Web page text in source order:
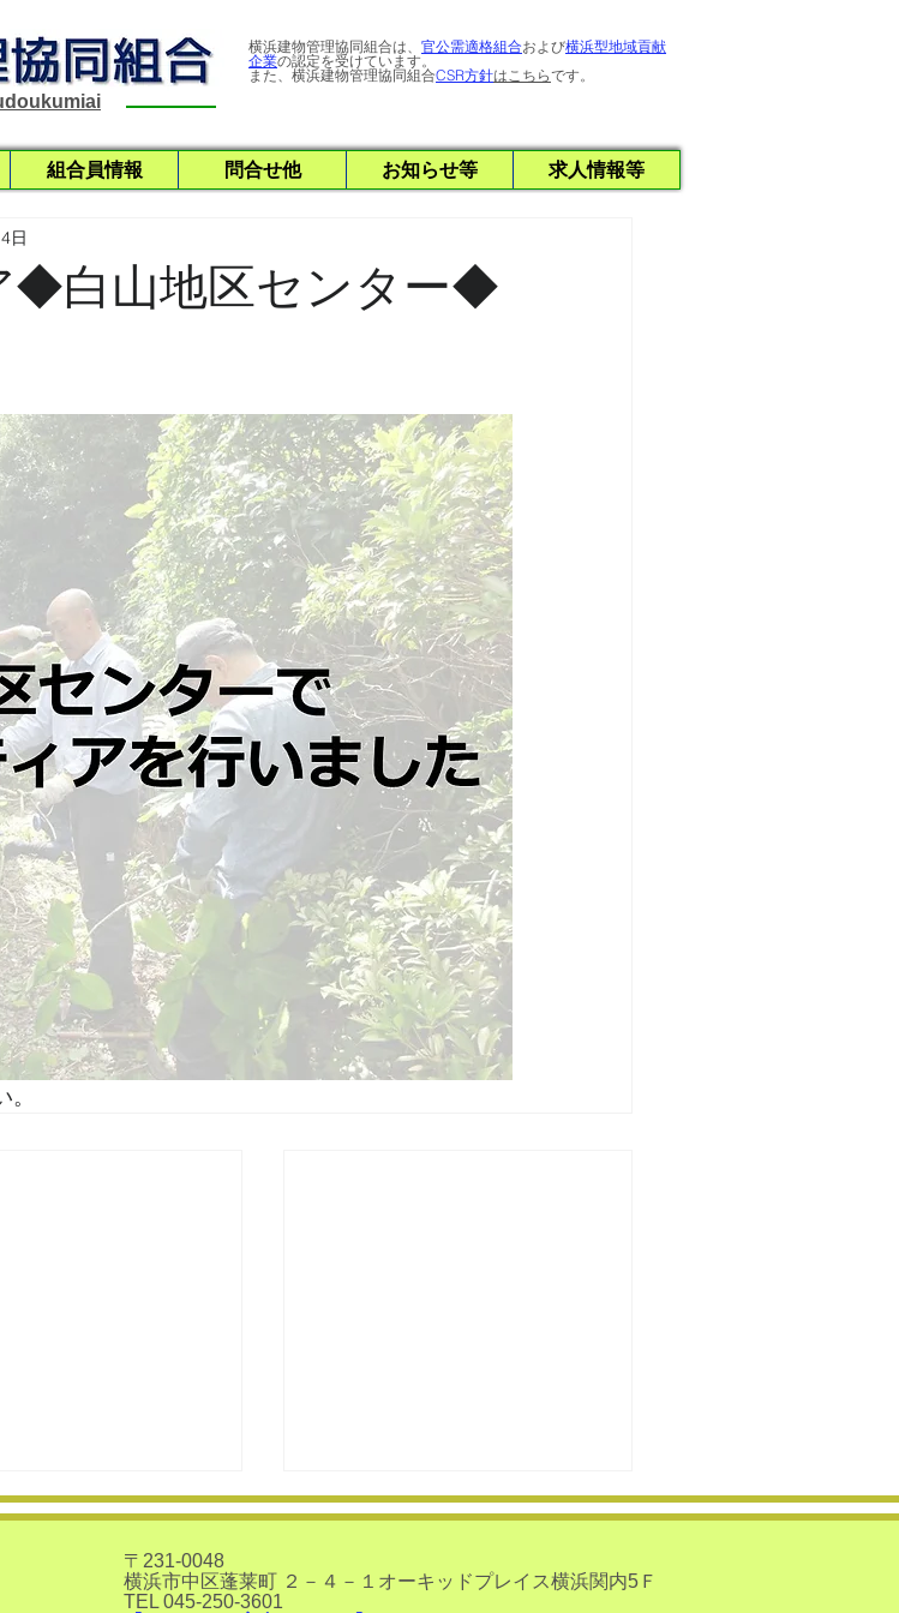
​​横浜建物管理協同組合は、 官公需適格組合および横浜型地域貢献
企業の認定を受けています。
また、横浜建物管理協同組合CSR方針はこちらです。
組合員情報 問合せ他 お知らせ等 求人情報等
◆白山地区センター◆
日
〒231-0048
横浜市中区蓬莱町 ２－４－１オーキッドプレイス横浜関内5Ｆ
​TEL 045-250-3601